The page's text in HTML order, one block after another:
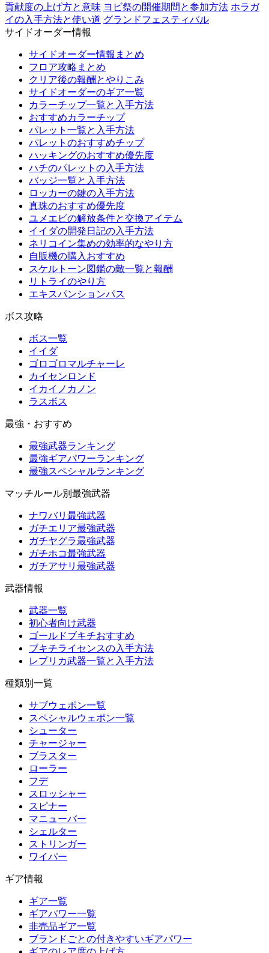
貢献度の上げ方と意味 ヨビ祭の開催期間と参加方法 ホラガ
イの入手方法と使い道 グランドフェスティバル
サイドオーダー情報
サイドオーダー情報まとめ
フロア攻略まとめ
クリア後の報酬とやりこみ
サイドオーダーのギア一覧
カラーチップ一覧と入手方法
おすすめカラーチップ
パレット一覧と入手方法
パレットのおすすめチップ
ハッキングのおすすめ優先度
ハチのパレットの入手方法
バッジ一覧と入手方法
ロッカーの鍵の入手方法
真珠のおすすめ優先度
ユメエビの解放条件と交換アイテム
イイダの開発日記の入手方法
ネリコイン集めの効率的なやり方
自販機の購入おすすめ
スケルトーン図鑑の敵一覧と報酬
リトライのやり方
エキスパンションパス
ボス攻略
ボス一覧
イイダ
ゴロゴロマルチャーレ
カイセンロンド
イカイノカノン
ラスボス
最強・おすすめ
最強武器ランキング
最強ギアパワーランキング
最強スペシャルランキング
マッチルール別最強武器
ナワバリ最強武器
ガチエリア最強武器
ガチヤグラ最強武器
ガチホコ最強武器
ガチアサリ最強武器
武器情報
武器一覧
初心者向け武器
ゴールドブキチおすすめ
ブキチライセンスの入手方法
レプリカ武器一覧と入手方法
種類別一覧
サブウェポン一覧
スペシャルウェポン一覧
シューター
チャージャー
ブラスター
ローラー
フデ
スロッシャー
スピナー
マニューバー
シェルター
ストリンガー
ワイパー
ギア情報
ギア一覧
ギアパワー一覧
非売品ギア一覧
ブランドごとの付きやすいギアパワー